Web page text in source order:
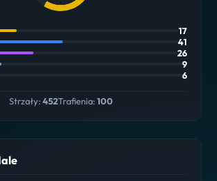
17
41
26
9
6
Strzały:452Trafienia:100